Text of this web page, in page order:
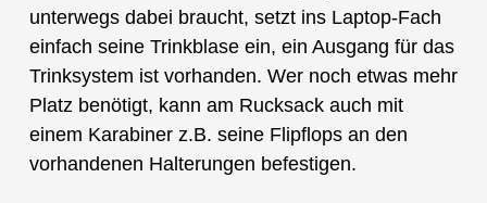
unterwegs dabei braucht, setzt ins Laptop-Fach
einfach seine Trinkblase ein, ein Ausgang für das
Trinksystem ist vorhanden. Wer noch etwas mehr
Platz benötigt, kann am Rucksack auch mit
einem Karabiner z.B. seine Flipflops an den
vorhandenen Halterungen befestigen.